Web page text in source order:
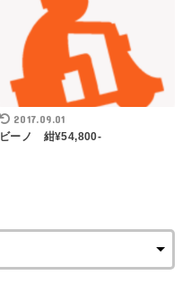
2017.09.01
ビーノ 紺¥54,800-